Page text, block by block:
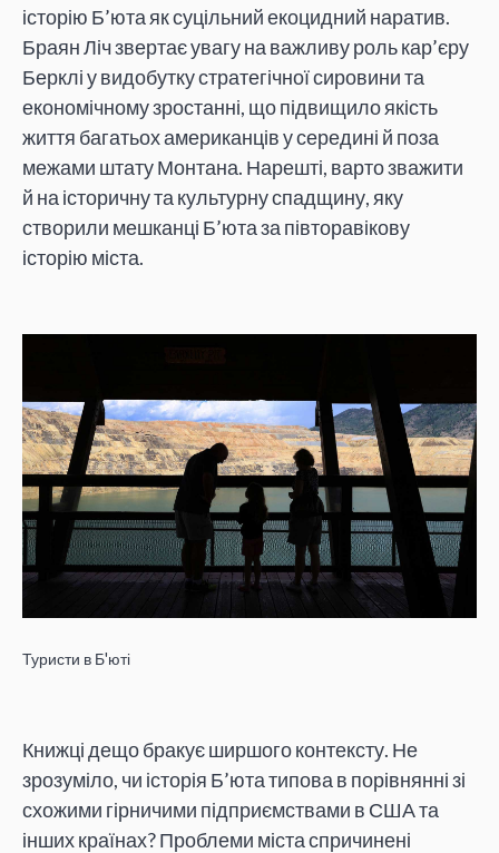
історію Б’юта як суцільний екоцидний наратив.
Браян Ліч звертає увагу на важливу роль кар’єру
Берклі у видобутку стратегічної сировини та
економічному зростанні, що підвищило якість
життя багатьох американців у середині й поза
межами штату Монтана. Нарешті, варто зважити
й на історичну та культурну спадщину, яку
створили мешканці Б’юта за півторавікову
історію міста.
Туристи в Б'юті
Книжці дещо бракує ширшого контексту. Не
зрозуміло, чи історія Б’юта типова в порівнянні зі
схожими гірничими підприємствами в США та
інших країнах? Проблеми міста спричинені